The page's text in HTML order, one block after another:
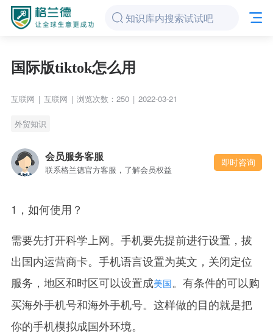
国际版tiktok怎么用
互联网 | 互联网 | 浏览次数：250 | 2022-03-21
外贸知识
会员服务客服
联系格兰德官方客服，了解会员权益
即时咨询
1，如何使用？
需要先打开科学上网。手机要先提前进行设置，拔
出国内运营商卡。手机语言设置为英文，关闭定位
服务，地区和时区可以设置成美国。有条件的可以购
买海外手机号和海外手机号。这样做的目的就是把
你的手机模拟成国外环境。